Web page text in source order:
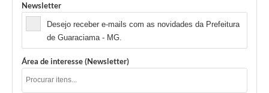
Newsletter
Desejo receber e-mails com as novidades da Prefeitura
de Guaraciama - MG.
Área de interesse (Newsletter)